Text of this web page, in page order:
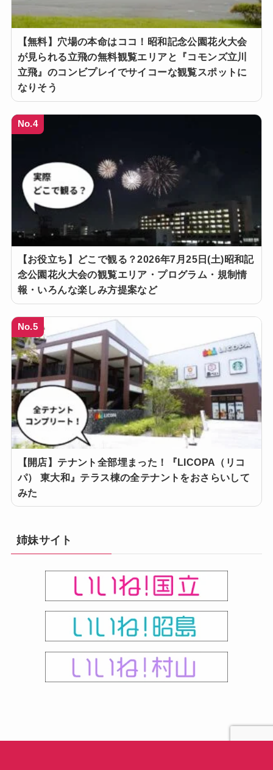
【無料】穴場の本命はココ！昭和記念公園花火大会
が見られる立飛の無料観覧エリアと『コモンズ立川
立飛』のコンビプレイでサイコーな観覧スポットに
なりそう
No.4
【お役立ち】どこで観る？2026年7月25日(土)昭和記
念公園花火大会の観覧エリア・プログラム・規制情
報・いろんな楽しみ方提案など
No.5
【開店】テナント全部埋まった！『LICOPA（リコ
パ） 東大和』テラス棟の全テナントをおさらいして
みた
姉妹サイト